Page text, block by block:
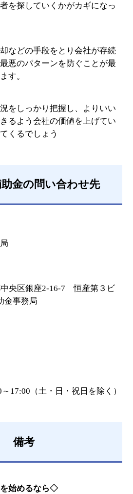
を探していくかがカギになっ
などの手段をとり会社が存続
悪のパターンを防ぐことが最
す。
をしっかり把握し、よりいい
るよう会社の価値を上げてい
くるでしょう
金の問い合わせ先
央区銀座2-16-7 恒産第３ビ
金事務局
17:00（土・日・祝日を除く）
備考
始めるなら◇